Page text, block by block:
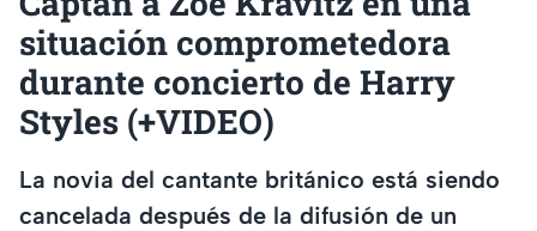
situación comprometedora
durante concierto de Harry
Styles (+VIDEO)
La novia del cantante británico está siendo
cancelada después de la difusión de un